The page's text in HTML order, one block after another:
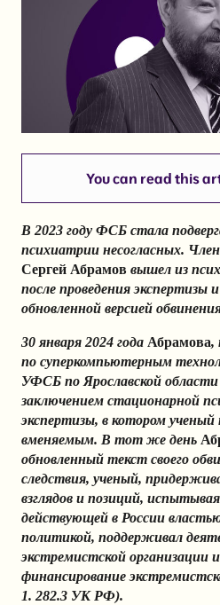
You can read this
В 2023 году ФСБ стала
психиатрии несогласных.
Сергей Абрамов вышел из
после проведения экспертизы
обновленной версией
30 января 2024 года Абрамова,
по суперкомпьютерным
УФСБ по Ярославской области
заключением стационарной
экспертизы, в котором
вменяемым. В тот же день
обновленный текст своего
следствия, ученый,
взглядов и позиций,
действующей в России
политикой, поддерживал
экстремистской организации
финансирование
1. 282.3 УК РФ).